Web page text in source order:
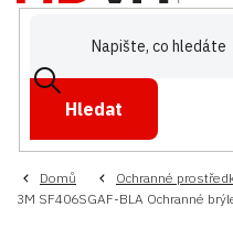
Hledat
Domů Ochranné
3M SF406SGAF-BLA Ochranné